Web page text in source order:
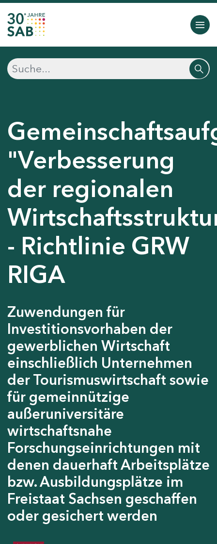
"Verbesserung
der regionalen
- Richtlinie GRW
RIGA
Zuwendungen für
Investitionsvorhaben der
gewerblichen Wirtschaft
einschließlich Unternehmen
der Tourismuswirtschaft sowie
für gemeinnützige
außeruniversitäre
wirtschaftsnahe
Forschungseinrichtungen mit
denen dauerhaft Arbeitsplätze
bzw. Ausbildungsplätze im
Freistaat Sachsen geschaffen
oder gesichert werden